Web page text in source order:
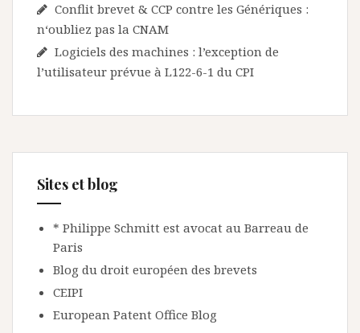
Conflit brevet & CCP contre les Génériques :
n‘oubliez pas la CNAM
Logiciels des machines : l’exception de
l’utilisateur prévue à L122-6-1 du CPI
Sites et blog
* Philippe Schmitt est avocat au Barreau de
Paris
Blog du droit européen des brevets
CEIPI
European Patent Office Blog